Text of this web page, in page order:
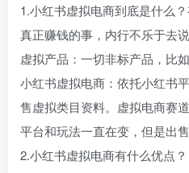
1.小红书虚拟电商到底是什么
真正赚钱的事，内行不乐于去
虚拟产品：一切非标产品，
小红书虚拟电商：依托小红书
售虚拟类目资料。虚拟电商赛
平台和玩法一直在变，但是出
2.小红书虚拟电商有什么优点？